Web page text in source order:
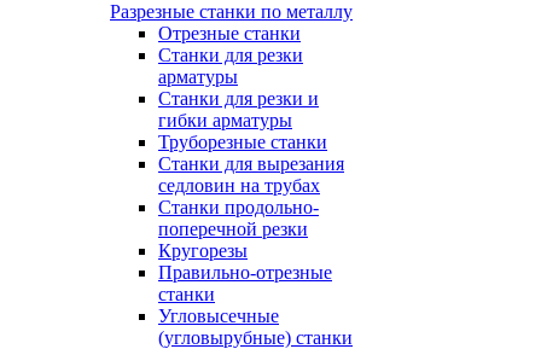
Разрезные станки по металлу
Отрезные станки
Станки для резки
арматуры
Станки для резки и
гибки арматуры
Труборезные станки
Станки для вырезания
седловин на трубаx
Станки продольно-
поперечной резки
Кругорезы
Правильно-отрезные
станки
Угловысечные
(угловырубные) станки